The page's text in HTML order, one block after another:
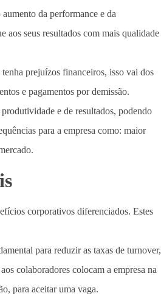
da performance e da
seus resultados com mais qualidade
prejuízos financeiros, isso vai dos
e pagamentos por demissão.
e de resultados, podendo
para a empresa como: maior
corporativos diferenciados. Estes
para reduzir as taxas de turnover,
colaboradores colocam a empresa na
para aceitar uma vaga.